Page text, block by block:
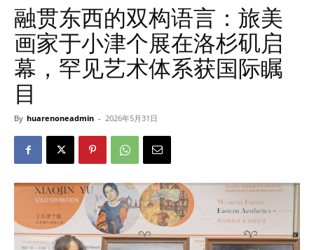
融贯东西的双构语言：旅美
画家于小津个展在洛杉矶启
幕，罕见艺术体系获国际瞩
目
By huarenoneadmin - 2026年5月31日